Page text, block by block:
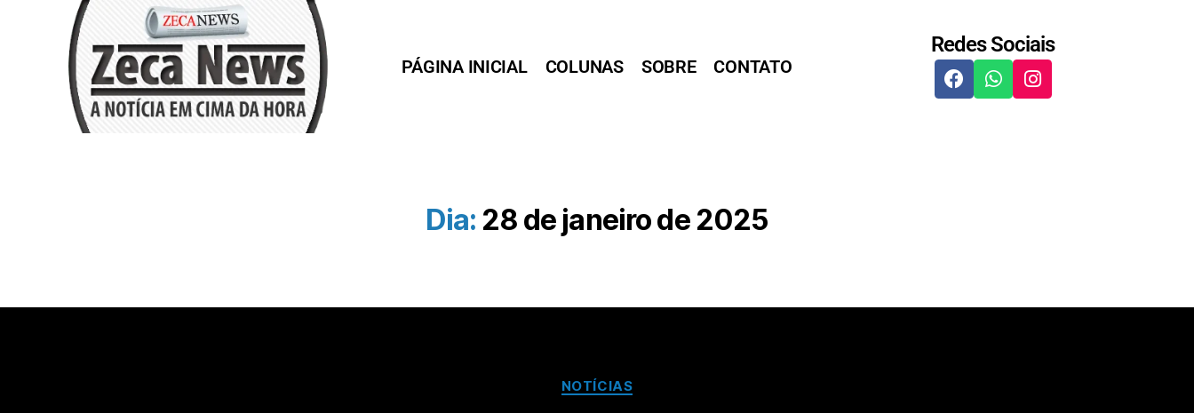
PÁGINA INICIAL COLUNAS SOBRE CONTATO
Redes Sociais
Dia: 28 de janeiro de 2025
NOTÍCIAS